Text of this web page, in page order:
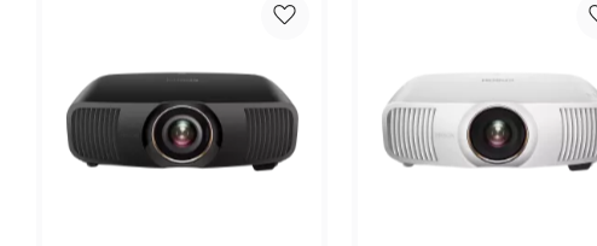
Lägg till i favoriter